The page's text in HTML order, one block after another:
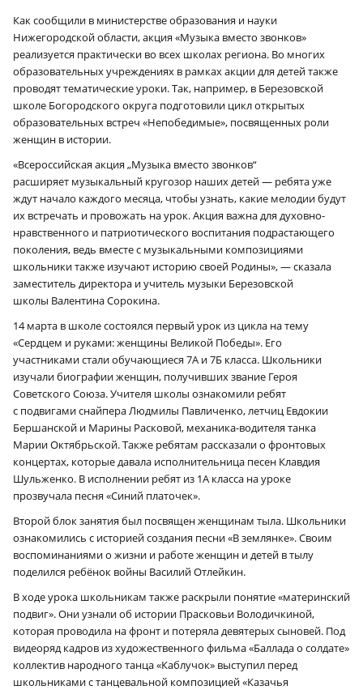
Как сообщили в министерстве образования и науки
Нижегородской области, акция «Музыка вместо звонков»
реализуется практически во всех школах региона. Во многих
образовательных учреждениях в рамках акции для детей также
проводят тематические уроки. Так, например, в Березовской
школе Богородского округа подготовили цикл открытых
образовательных встреч «Непобедимые», посвященных роли
женщин в истории.
«Всероссийская акция „Музыка вместо звонков“
расширяет музыкальный кругозор наших детей — ребята уже
ждут начало каждого месяца, чтобы узнать, какие мелодии будут
их встречать и провожать на урок. Акция важна для духовно-
нравственного и патриотического воспитания подрастающего
поколения, ведь вместе с музыкальными композициями
школьники также изучают историю своей Родины», — сказала
заместитель директора и учитель музыки Березовской
школы Валентина Сорокина.
14 марта в школе состоялся первый урок из цикла на тему
«Сердцем и руками: женщины Великой Победы». Его
участниками стали обучающиеся 7А и 7Б класса. Школьники
изучали биографии женщин, получивших звание Героя
Советского Союза. Учителя школы ознакомили ребят
с подвигами снайпера Людмилы Павличенко, летчиц Евдокии
Бершанской и Марины Расковой, механика-водителя танка
Марии Октябрьской. Также ребятам рассказали о фронтовых
концертах, которые давала исполнительница песен Клавдия
Шульженко. В исполнении ребят из 1А класса на уроке
прозвучала песня «Синий платочек».
Второй блок занятия был посвящен женщинам тыла. Школьники
ознакомились с историей создания песни «В землянке». Своим
воспоминаниями о жизни и работе женщин и детей в тылу
поделился ребёнок войны Василий Отлейкин.
В ходе урока школьникам также раскрыли понятие «материнский
подвиг». Они узнали об истории Прасковьи Володичкиной,
которая проводила на фронт и потеряла девятерых сыновей. Под
видеоряд кадров из художественного фильма «Баллада о солдате»
коллектив народного танца «Каблучок» выступил перед
школьниками с танцевальной композицией «Казачья